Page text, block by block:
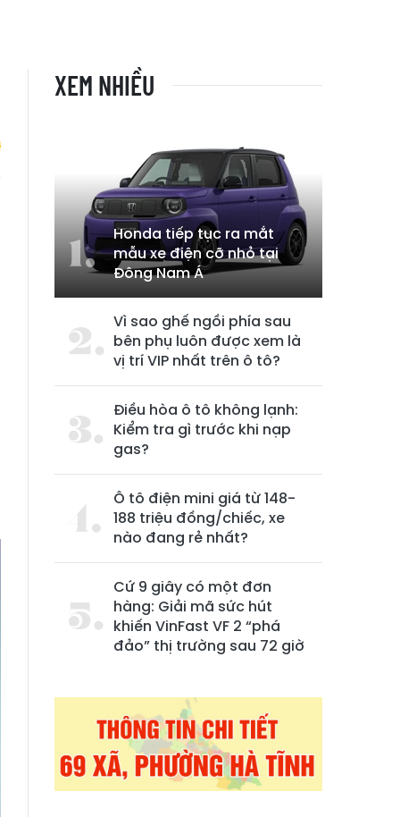
XEM NHIỀU
Honda tiếp tục ra mắt
mẫu xe điện cỡ nhỏ tại
Đông Nam Á
Vì sao ghế ngồi phía sau
bên phụ luôn được xem là
vị trí VIP nhất trên ô tô?
Điều hòa ô tô không lạnh:
Kiểm tra gì trước khi nạp
gas?
Ô tô điện mini giá từ 148-
188 triệu đồng/chiếc, xe
nào đang rẻ nhất?
Cứ 9 giây có một đơn
hàng: Giải mã sức hút
khiến VinFast VF 2 “phá
đảo” thị trường sau 72 giờ